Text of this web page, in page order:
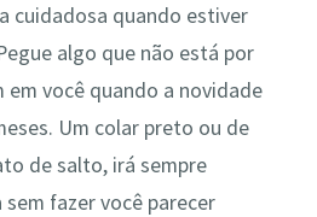
cuidadosa quando estiver
algo que não está por
em você quando a novidade
Um colar preto ou de
de salto, irá sempre
fazer você parecer